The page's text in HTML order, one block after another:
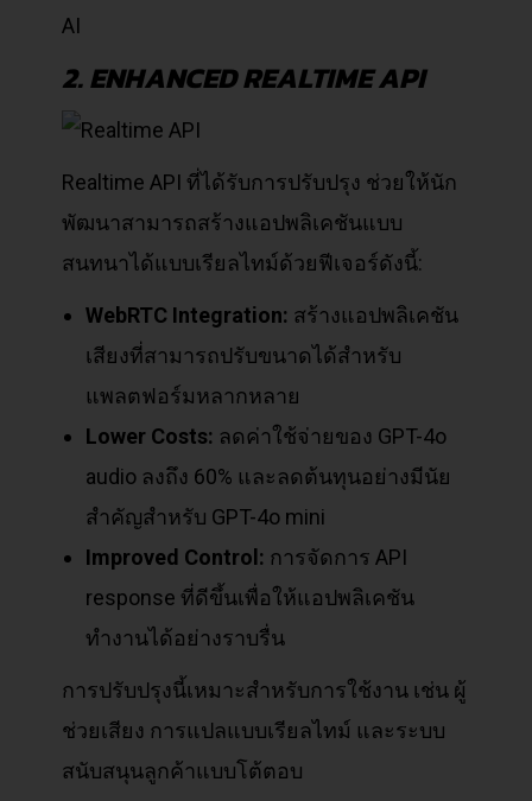
AI
2. ENHANCED REALTIME API
Realtime API ที่ได้รับการปรับปรุง ช่วยให้นัก
พัฒนาสามารถสร้างแอปพลิเคชันแบบ
สนทนาได้แบบเรียลไทม์ด้วยฟีเจอร์ดังนี้:
WebRTC Integration: สร้างแอปพลิเคชัน
เสียงที่สามารถปรับขนาดได้สำหรับ
แพลตฟอร์มหลากหลาย
Lower Costs: ลดค่าใช้จ่ายของ GPT-4o
audio ลงถึง 60% และลดต้นทุนอย่างมีนัย
สำคัญสำหรับ GPT-4o mini
Improved Control: การจัดการ API
response ที่ดีขึ้นเพื่อให้แอปพลิเคชัน
ทำงานได้อย่างราบรื่น
การปรับปรุงนี้เหมาะสำหรับการใช้งาน เช่น ผู้
ช่วยเสียง การแปลแบบเรียลไทม์ และระบบ
สนับสนุนลูกค้าแบบโต้ตอบ